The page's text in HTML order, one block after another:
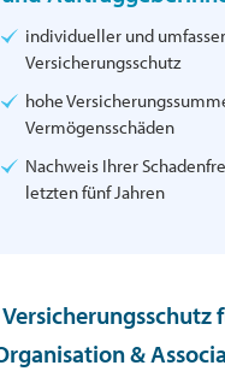
individueller und
Versicherungsschutz
hohe
Vermögensschäden
Nachweis Ihrer
letzten fünf Jahren
Versicherungsschutz
&